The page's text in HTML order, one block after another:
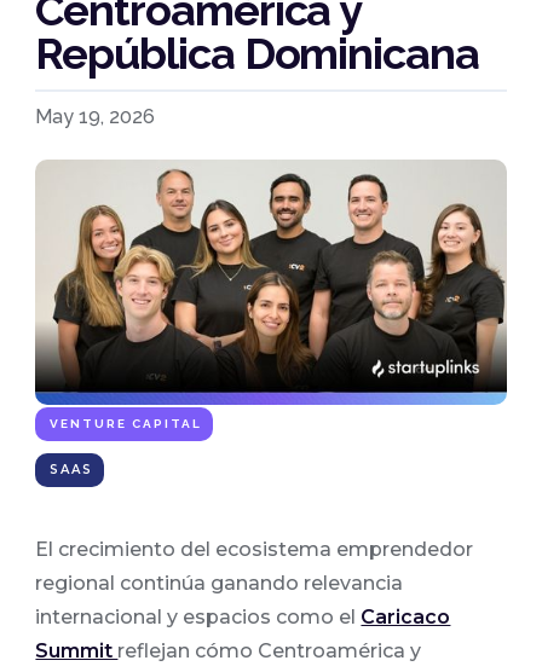
República Dominicana
May 19, 2026
VENTURE CAPITAL
SAAS
El crecimiento del ecosistema emprendedor
regional continúa ganando relevancia
internacional y espacios como el Caricaco
Summit reflejan cómo Centroamérica y